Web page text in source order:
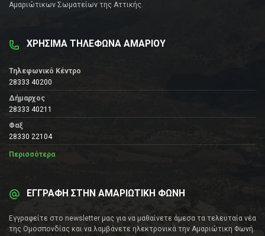
Αμαριώτικων Σωματείων της Αττικής.
ΧΡΗΣΙΜΑ ΤΗΛΕΦΩΝΑ ΑΜΑΡΙΟΥ
Τηλεφωνικό Κέντρο
28333 40200
Δήμαρχος
28333 40211
Φαξ
28330 22104
Περισσότερα
ΕΓΓΡΑΦΗ ΣΤΗΝ ΑΜΑΡΙΩΤΙΚΗ ΦΩΝΗ
Εγγραφείτε στο newsletter μας για να μαθαίνετε άμεσα τα τελευταία νέα
της Ομοσπονδίας και να λαμβάνετε ηλεκτρονικά την Αμαριώτικη Φωνή.